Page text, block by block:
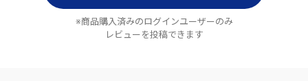
※商品購入済みのログインユーザーのみ
レビューを投稿できます